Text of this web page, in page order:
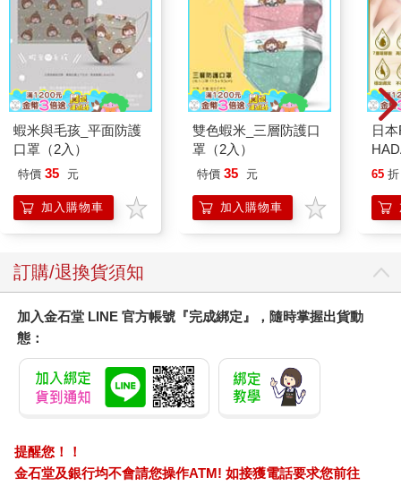
蝦米與毛孩_平面防護
口罩（2入）
特價 35 元
加入購物車
雙色蝦米_三層防護口
罩（2入）
特價 35 元
加入購物車
日
金
臉
65 折
訂購/退換貨須知
加入金石堂 LINE 官方帳號『完成綁定』，隨時掌握出貨動
態：
提醒您！！
金石堂及銀行均不會請您操作ATM! 如接獲電話要求您前往